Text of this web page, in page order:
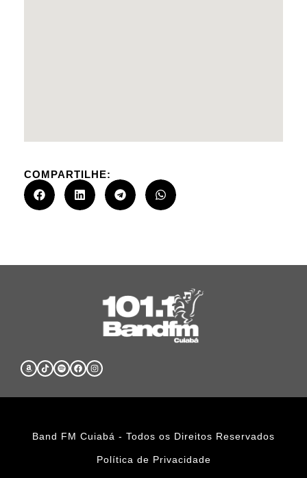
COMPARTILHE:
Band FM Cuiabá - Todos os Direitos Reservados
Política de Privacidade